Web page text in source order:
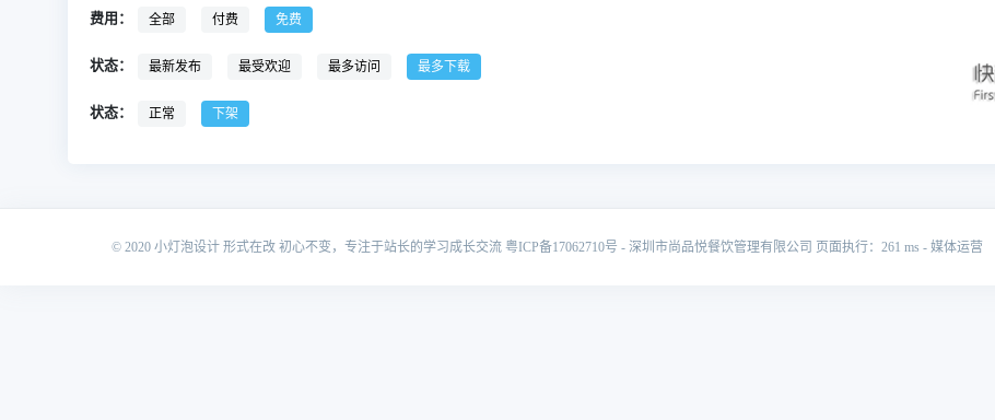
费用： 全部 付费 免费
状态： 最新发布 最受欢迎 最多访问 最多下载
状态： 正常 下架
© 2020 小灯泡设计 形式在改 初心不变，专注于站长的学习成长交流 粤ICP备17062710号 - 深圳市尚品悦餐饮管理有限公司 页面执行：261 ms - 媒体运营